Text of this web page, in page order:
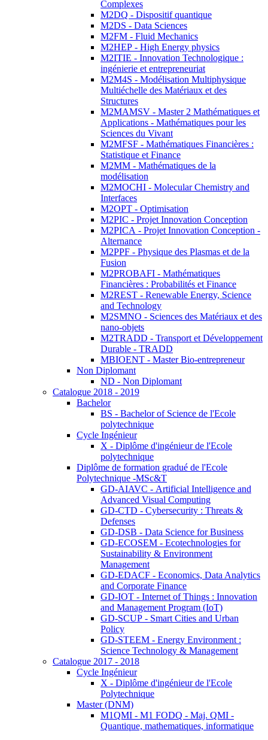
Complexes
M2DQ - Dispositif quantique
M2DS - Data Sciences
M2FM - Fluid Mechanics
M2HEP - High Energy physics
M2ITIE - Innovation Technologique :
ingénierie et entrepreneuriat
M2M4S - Modélisation Multiphysique
Multiéchelle des Matériaux et des
Structures
M2MAMSV - Master 2 Mathématiques et
Applications - Mathématiques pour les
Sciences du Vivant
M2MFSF - Mathématiques Financières :
Statistique et Finance
M2MM - Mathématiques de la
modélisation
M2MOCHI - Molecular Chemistry and
Interfaces
M2OPT - Optimisation
M2PIC - Projet Innovation Conception
M2PICA - Projet Innovation Conception -
Alternance
M2PPF - Physique des Plasmas et de la
Fusion
M2PROBAFI - Mathématiques
Financières : Probabilités et Finance
M2REST - Renewable Energy, Science
and Technology
M2SMNO - Sciences des Matériaux et des
nano-objets
M2TRADD - Transport et Développement
Durable - TRADD
MBIOENT - Master Bio-entrepreneur
Non Diplomant
ND - Non Diplomant
Catalogue 2018 - 2019
Bachelor
BS - Bachelor of Science de l'Ecole
polytechnique
Cycle Ingénieur
X - Diplôme d'ingénieur de l'Ecole
polytechnique
Diplôme de formation gradué de l'Ecole
Polytechnique -MSc&T
GD-AIAVC - Artificial Intelligence and
Advanced Visual Computing
GD-CTD - Cybersecurity : Threats &
Defenses
GD-DSB - Data Science for Business
GD-ECOSEM - Ecotechnologies for
Sustainability & Environment
Management
GD-EDACF - Economics, Data Analytics
and Corporate Finance
GD-IOT - Internet of Things : Innovation
and Management Program (IoT)
GD-SCUP - Smart Cities and Urban
Policy
GD-STEEM - Energy Environment :
Science Technology & Management
Catalogue 2017 - 2018
Cycle Ingénieur
X - Diplôme d'ingénieur de l'Ecole
Polytechnique
Master (DNM)
M1QMI - M1 FODQ - Maj. QMI -
Quantique, mathematiques, informatique